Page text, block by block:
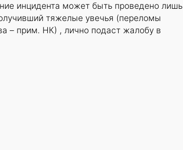
инцидента может быть проведено лишь
тяжелые увечья (переломы
– прим. НК) , лично подаст жалобу в